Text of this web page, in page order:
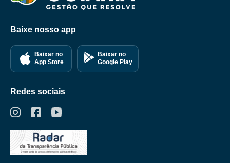
Baixe nosso app
Baixar no
App Store
Baixar no
Google Play
Redes sociais